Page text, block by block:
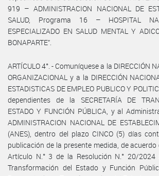
919 – ADMINISTRACION NACIONAL DE
SALUD, Programa 16 – HOSPITAL
ESPECIALIZADO EN SALUD MENTAL Y
BONAPARTE”.
ARTÍCULO 4°. - Comuníquese a la DIRECCIÓN
ORGANIZACIONAL y a la DIRECCIÓN
ESTADISTICAS DE EMPLEO PUBLICO Y
dependientes de la SECRETARÍA DE
ESTADO Y FUNCIÓN PÚBLICA, y al
ADMINISTRACION NACIONAL DE
(ANES), dentro del plazo CINCO (5) días
publicación de la presente medida, de
Artículo N.° 3 de la Resolución N.° 20/
Transformación del Estado y Función